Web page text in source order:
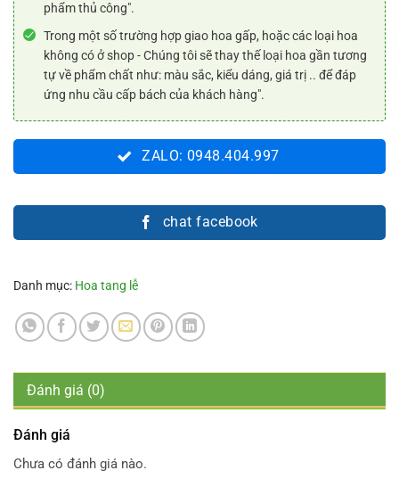
phẩm thủ công".
Trong một số trường hợp giao hoa gấp, hoặc các loại hoa
không có ở shop - Chúng tôi sẽ thay thế loại hoa gần tương
tự về phẩm chất như: màu sắc, kiểu dáng, giá trị .. để đáp
ứng nhu cầu cấp bách của khách hàng".
ZALO: 0948.404.997
chat facebook
Danh mục: Hoa tang lễ
Đánh giá (0)
Đánh giá
Chưa có đánh giá nào.